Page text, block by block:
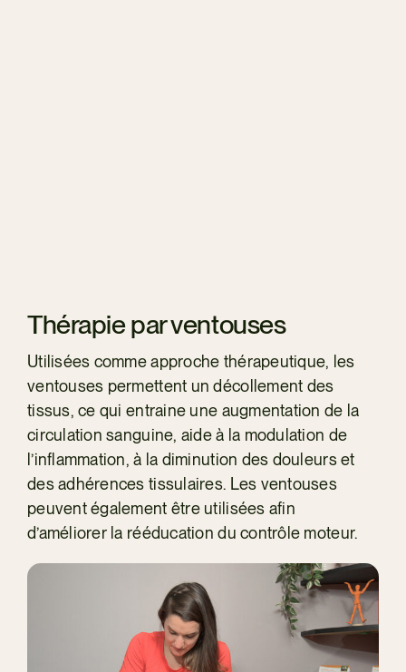
Thérapie par ventouses
Utilisées comme approche thérapeutique, les
ventouses permettent un décollement des
tissus, ce qui entraine une augmentation de la
circulation sanguine, aide à la modulation de
l’inflammation, à la diminution des douleurs et
des adhérences tissulaires. Les ventouses
peuvent également être utilisées afin
d’améliorer la rééducation du contrôle moteur.